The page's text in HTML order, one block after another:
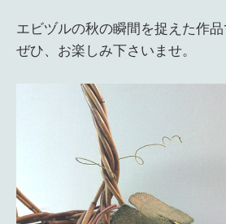
エビヅルの秋の瞬間を捉えた作品
ぜひ、お楽しみ下さいませ。